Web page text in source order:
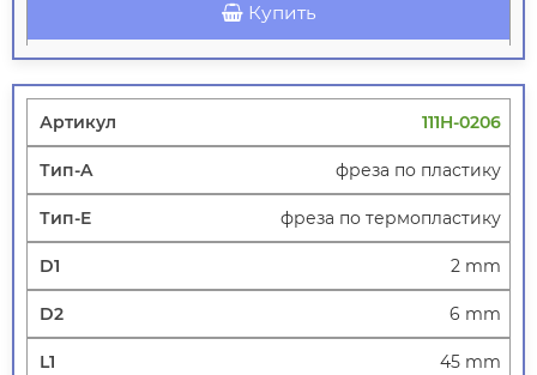
Купить
111H-0206
фреза по пластику
фреза по термопластику
2 mm
6 mm
45 mm